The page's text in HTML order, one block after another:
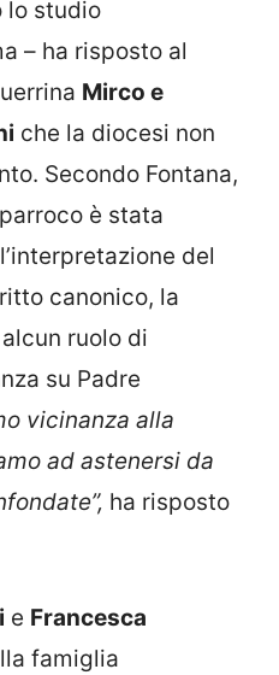
lo studio
– ha risposto al
Mirco e
che la diocesi non
Secondo Fontana,
è stata
del
canonico, la
ruolo di
su Padre
vicinanza alla
ad astenersi da
ha risposto
e Francesca
famiglia